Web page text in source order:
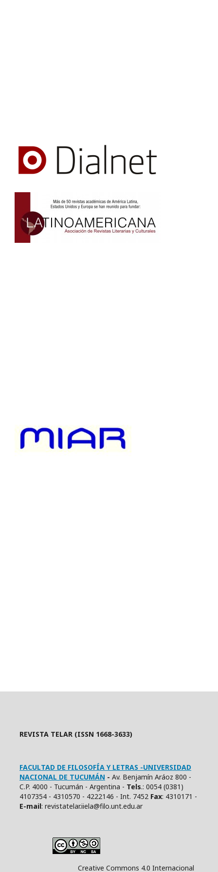
REVISTA TELAR (ISSN 1668-3633)
FACULTAD DE FILOSOFÍA Y LETRAS -UNIVERSIDAD
NACIONAL DE TUCUMÁN - Av. Benjamín Aráoz 800 -
C.P. 4000 - Tucumán - Argentina - Tels.: 0054 (0381)
4107354 - 4310570 - 4222146 - Int. 7452 Fax: 4310171 -
E-mail: revistatelar.iiela@filo.unt.edu.ar
Creative Commons 4.0 Internacional